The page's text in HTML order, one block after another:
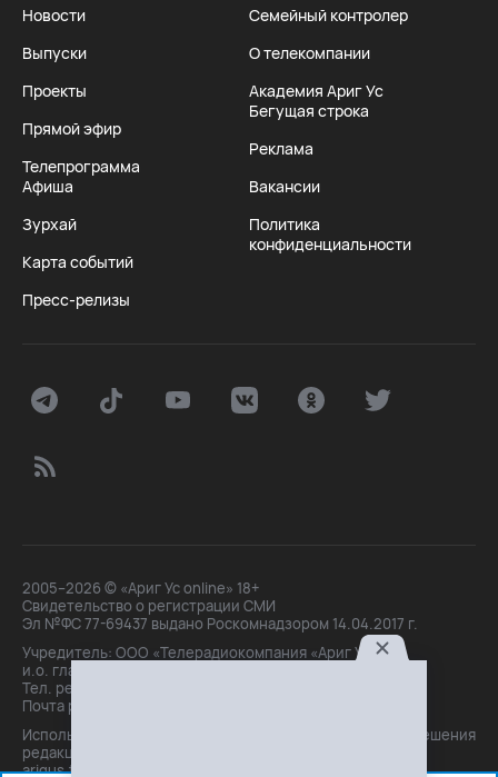
Новости
Выпуски
Проекты
Прямой эфир
Телепрограмма
Афиша
Зурхай
Карта событий
Пресс-релизы
Семейный контролер
О телекомпании
Академия Ариг Ус
Бегущая строка
Реклама
Вакансии
Политика
конфиденциальности
2005–2026 © «Ариг Ус online» 18+
Свидетельство о регистрации СМИ
Эл №ФС 77-69437 выдано Роскомнадзором 14.04.2017 г.
Учредитель: ООО «Телерадиокомпания «Ариг Ус»,
и.о. главного редактора: Маханова О.Б.
Тел. peдakции: +7(3012)21-30-14,
Почта peдakции: editor@arigus.tv
Использование материалов только с письменного разрешения
редакции. При цитировании прямая активная ссылка на
arigus.tv обязательна.